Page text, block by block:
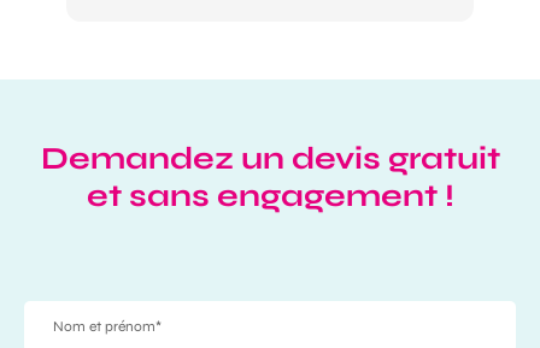
Demandez un devis gratuit
et sans engagement !